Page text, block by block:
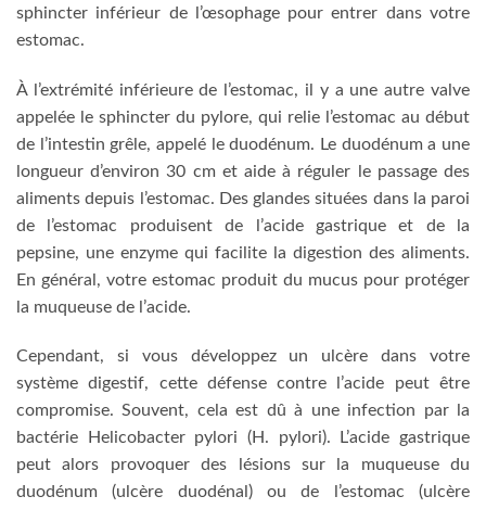
sphincter inférieur de l’œsophage pour entrer dans votre
estomac.
À l’extrémité inférieure de l’estomac, il y a une autre valve
appelée le sphincter du pylore, qui relie l’estomac au début
de l’intestin grêle, appelé le duodénum. Le duodénum a une
longueur d’environ 30 cm et aide à réguler le passage des
aliments depuis l’estomac. Des glandes situées dans la paroi
de l’estomac produisent de l’acide gastrique et de la
pepsine, une enzyme qui facilite la digestion des aliments.
En général, votre estomac produit du mucus pour protéger
la muqueuse de l’acide.
Cependant, si vous développez un ulcère dans votre
système digestif, cette défense contre l’acide peut être
compromise. Souvent, cela est dû à une infection par la
bactérie Helicobacter pylori (H. pylori). L’acide gastrique
peut alors provoquer des lésions sur la muqueuse du
duodénum (ulcère duodénal) ou de l’estomac (ulcère